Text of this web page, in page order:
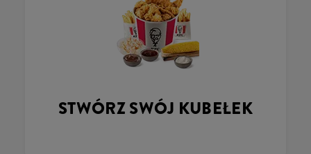
STWÓRZ SWÓJ KUBEŁEK